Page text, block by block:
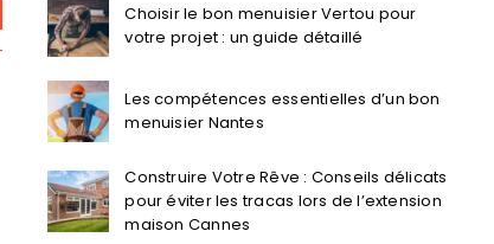
Choisir le bon menuisier Vertou pour
votre projet : un guide détaillé
Les compétences essentielles d’un bon
menuisier Nantes
Construire Votre Rêve : Conseils délicats
pour éviter les tracas lors de l’extension
maison Cannes